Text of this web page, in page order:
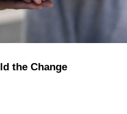
the Change